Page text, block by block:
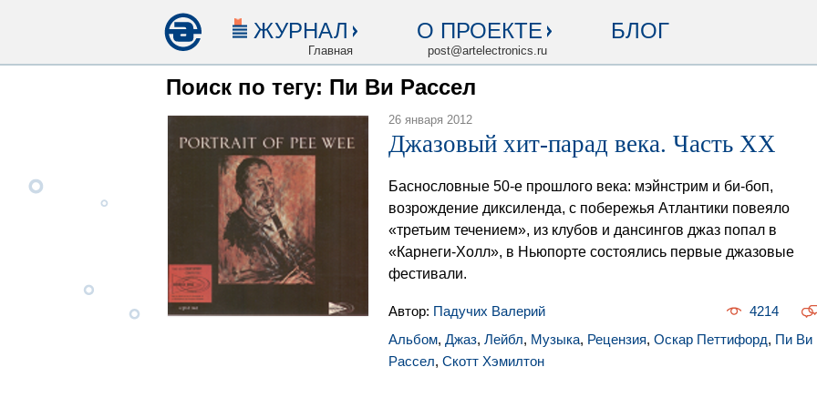
ЖУРНАЛ
Главная
О ПРОЕКТЕ
post@artelectronics.ru
БЛОГ
Поиск по тегу: Пи Ви Рассел
26 января 2012
Джазовый хит-парад века. Часть XX
Баснословные 50-е прошлого века: мэйнстрим и би-боп,
возрождение диксиленда, с побережья Атлантики повеяло
«третьим течением», из клубов и дансингов джаз попал в
«Карнеги-Холл», в Ньюпорте состоялись первые джазовые
фестивали.
Автор: Падучих Валерий
4214
Альбом, Джаз, Лейбл, Музыка, Рецензия, Оскар Петтифорд, Пи Ви
Рассел, Скотт Хэмилтон